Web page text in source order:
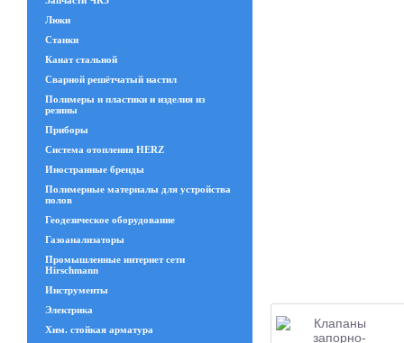
Люки
Станки
Канат стальной
Сварной решётчатый настил
Полимеры и пластики и изделия из
резины
Приборы
Система отопления HERZ
Иностранные бренды
Полимерные материалы для устройства
полов
Геодезическое оборудование
Газоанализаторы
Промышленные интернет сети
Hirschmann
Инструменты
Электрика
Хим. стойкая арматура